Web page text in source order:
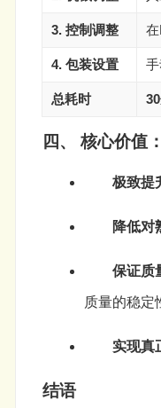
3. 控制调整
4. 包装设置
总耗时
四、 核心价值
极致提
降低对
保证质
质量的稳定
实现真
结语